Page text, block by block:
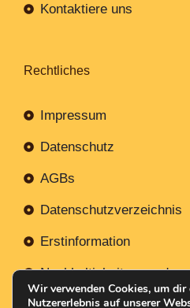
Kontaktiere uns
Rechtliches
Impressum
Datenschutz
AGBs
Datenschutzverzeichnis
Erstinformation
Wir verwenden Cookies, um
Nutzererlebnis auf unserer